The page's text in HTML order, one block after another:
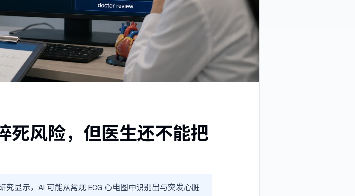
死风险，但医生还不能把
显示，AI 可能从常规 ECG 心电图中识别出与突发心脏